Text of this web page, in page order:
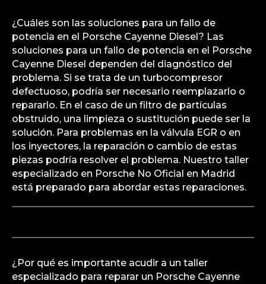
¿Cuáles son las soluciones para un fallo de
potencia en el Porsche Cayenne Diesel? Las
soluciones para un fallo de potencia en el Porsche
Cayenne Diesel dependen del diagnóstico del
problema. Si se trata de un turbocompresor
defectuoso, podría ser necesario reemplazarlo o
repararlo. En el caso de un filtro de partículas
obstruido, una limpieza o sustitución puede ser la
solución. Para problemas en la válvula EGR o en
los inyectores, la reparación o cambio de estas
piezas podría resolver el problema. Nuestro taller
especializado en Porsche No Oficial en Madrid
está preparado para abordar estas reparaciones.
¿Por qué es importante acudir a un taller
especializado para reparar un Porsche Cayenne